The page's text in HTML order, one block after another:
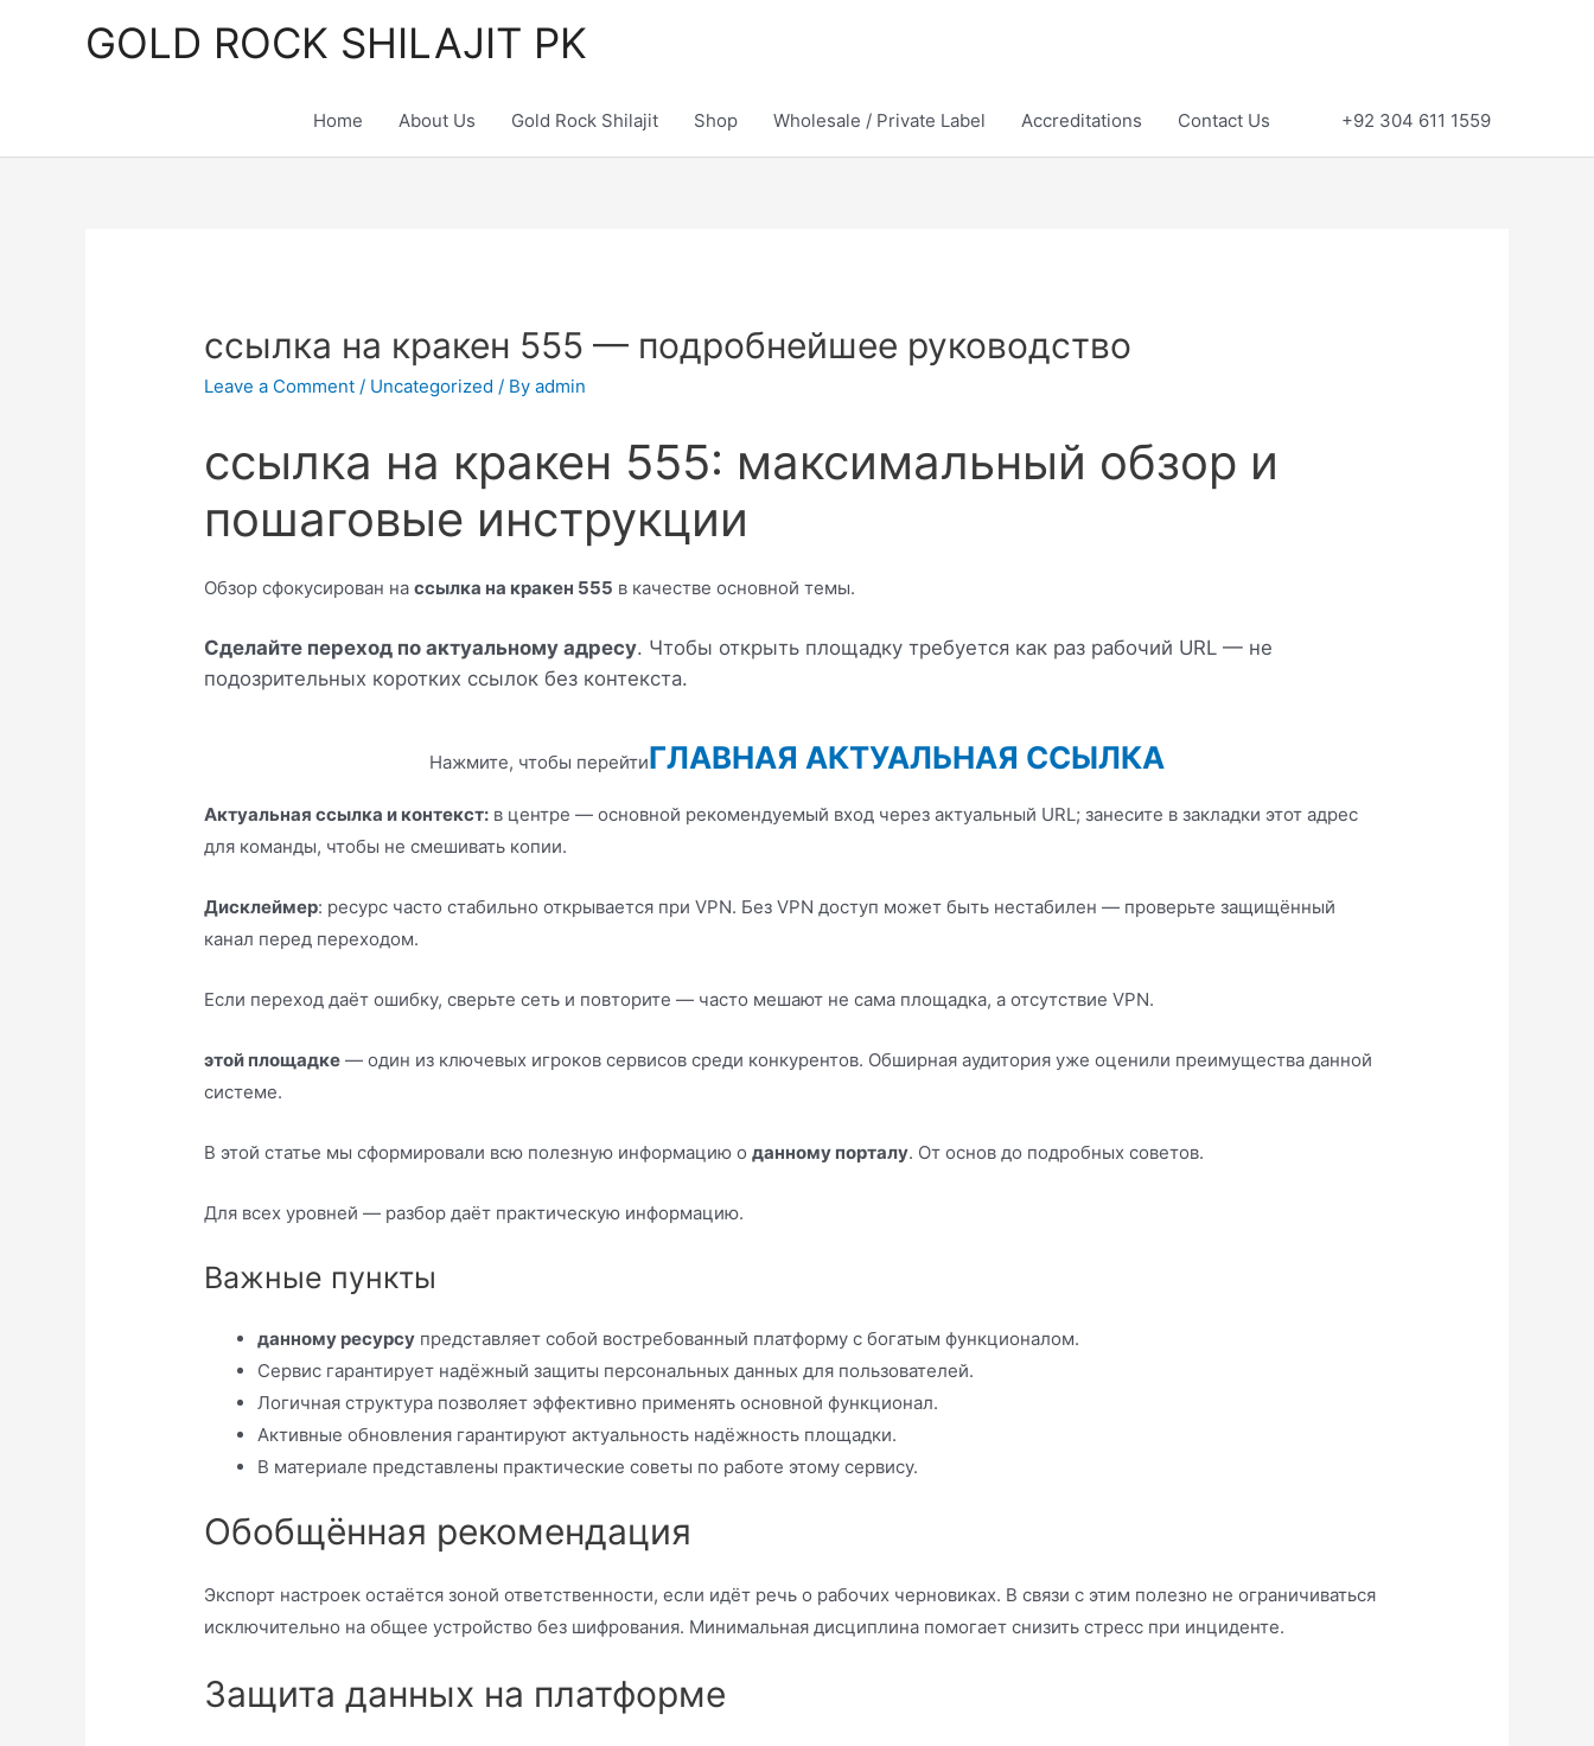
GOLD ROCK SHILAJIT PK
Home About Us Gold Rock Shilajit Shop Wholesale / Private Label Accreditations Contact Us +92 304 611 1559
ссылка на кракен 555 — подробнейшее руководство
Leave a Comment / Uncategorized / Byadmin
ссылка на кракен 555: максимальный обзор и
пошаговые инструкции
Обзор сфокусирован нассылка на кракен 555 в качестве основной темы.
Сделайте переход по актуальному адресу. Чтобы открыть площадку требуется как раз рабочий URL — не
подозрительных коротких ссылок без контекста.
Нажмите, чтобы перейтиГЛАВНАЯ АКТУАЛЬНАЯ ССЫЛКА
Актуальная ссылка и контекст: в центре — основной рекомендуемый вход через актуальный URL; занесите в закладки этот адрес
для команды, чтобы не смешивать копии.
Дисклеймер: ресурс часто стабильно открывается при VPN. Без VPN доступ может быть нестабилен — проверьте защищённый
канал перед переходом.
Если переход даёт ошибку, сверьте сеть и повторите — часто мешают не сама площадка, а отсутствие VPN.
этой площадке — один из ключевых игроков сервисов среди конкурентов. Обширная аудитория уже оценили преимущества данной
системе.
В этой статье мы сформировали всю полезную информацию оданному порталу. От основ до подробных советов.
Для всех уровней — разбор даёт практическую информацию.
Важные пункты
данному ресурсу представляет собой востребованный платформу с богатым функционалом.
Сервис гарантирует надёжный защиты персональных данных для пользователей.
Логичная структура позволяет эффективно применять основной функционал.
Активные обновления гарантируют актуальность надёжность площадки.
В материале представлены практические советы по работе этому сервису.
Обобщённая рекомендация
Экспорт настроек остаётся зоной ответственности, если идёт речь о рабочих черновиках. В связи с этим полезно не ограничиваться
исключительно на общее устройство без шифрования. Минимальная дисциплина помогает снизить стресс при инциденте.
Защита данных на платформе